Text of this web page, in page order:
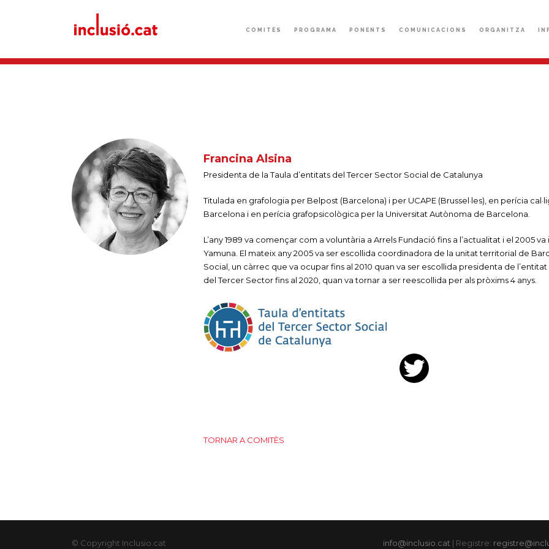
COMITÈS PROGRAMA PONENTS COMUNICACIONS ORGANITZA
Francina Alsina
Presidenta de la Taula d’entitats del Tercer Sector Social de Catalunya
Titulada en grafologia per Belpost (Barcelona) i per UCAPE (Brussel·les), en perícia
Barcelona i en perícia grafopsicològica per la Universitat Autònoma de Barcelona.
L’any 1989 va començar com a voluntària a Arrels Fundació fins a l’actualitat i el 2005
Yamuna. El mateix any 2005 va ser escollida coordinadora de la unitat territorial de
Social, un càrrec que va ocupar fins al 2010 quan va ser escollida presidenta de l’entitat
del Tercer Sector fins al 2020, quan va tornar a ser reescollida per als pròxims 4 anys.
TORNAR A COMITÈS
© Copyright Inclusio.cat info@inclusio.cat | Registre: